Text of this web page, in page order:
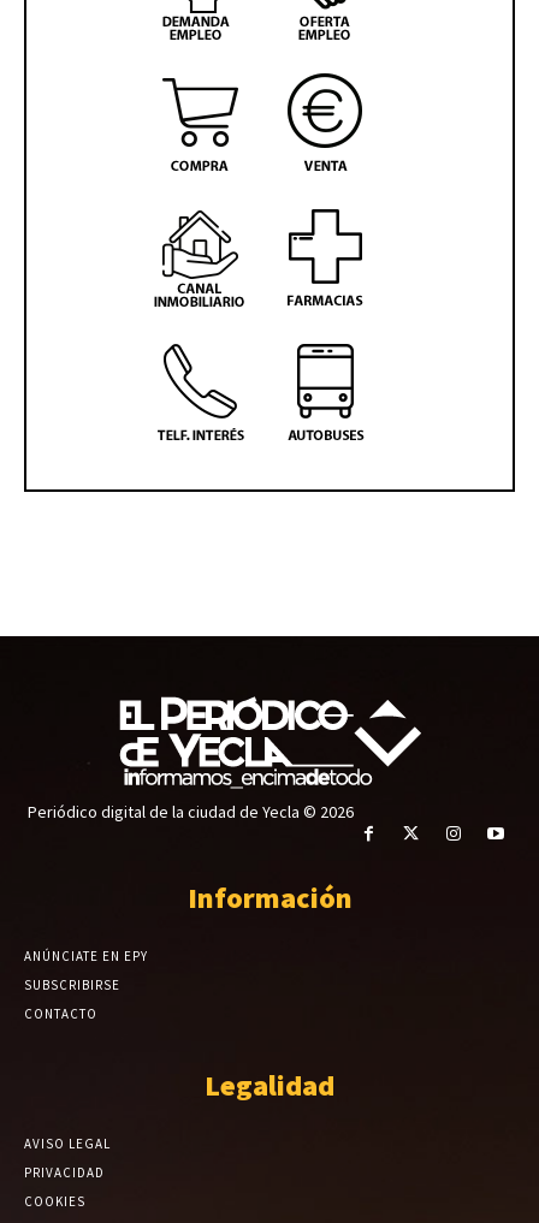
Periódico digital de la ciudad de Yecla © 2026
Información
ANÚNCIATE EN EPY
SUBSCRIBIRSE
CONTACTO
Legalidad
AVISO LEGAL
PRIVACIDAD
COOKIES